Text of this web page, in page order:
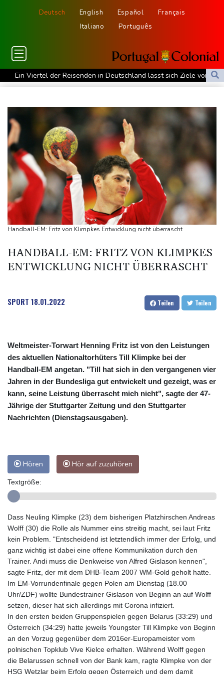
Deutsch English Español
Français
Italiano
Português
Ein Viertel der Reisenden in Deutschland lässt sich Ziele von der
KI vorschlagen
Verurteilte Linksextremistin: Bundesgerichtshof bestätigt
Beugehaft für Lina E.
Verweigerter Dopingtest: NADA will Vierjahressperre für Ansah
Medien: Türkischer Präsident Erdogan zu Dreiergipfel in Saudi-
Arabien eingetroffen
Deutsche Industrieproduktion zeigt sich widerstandsfähig -
Rekordstand bei Exporten
Weniger Falschgeld im ersten Halbjahr im Umlauf
Anhaltende Trockenheit: Rheinpegel bei Düsseldorf auf
Urteil: Nähe zu Muslimbruderschaft kann Verbeamtung
entgegenstehen
Leipzig getagt
Handball-EM: Fritz von Klimpkes Entwicklung nicht überrascht
HANDBALL-EM: FRITZ VON KLIMPKES
ENTWICKLUNG NICHT ÜBERRASCHT
SPORT 18.01.2022 Teilen Teilen
Weltmeister-Torwart Henning Fritz ist von den Leistungen
des aktuellen Nationaltorhüters Till Klimpke bei der
Handball-EM angetan. "Till hat sich in den vergangenen vier
Jahren in der Bundesliga gut entwickelt und gezeigt, was er
kann, seine Leistung überrascht mich nicht", sagte der 47-
Jährige der Stuttgarter Zeitung und den Stuttgarter
Nachrichten (Dienstagsausgaben).
Hören Hör auf zuzuhören
Textgröße:
Dass Neuling Klimpke (23) dem bisherigen Platzhirschen Andreas
Wolff (30) die Rolle als Nummer eins streitig macht, sei laut Fritz
kein Problem. "Entscheidend ist letztendlich immer der Erfolg, und
ganz wichtig ist dabei eine offene Kommunikation durch den
Trainer. Andi muss die Denkweise von Alfred Gislason kennen",
sagte Fritz, der mit dem DHB-Team 2007 WM-Gold geholt hatte.
Im EM-Vorrundenfinale gegen Polen am Dienstag (18.00
Uhr/ZDF) wollte Bundestrainer Gislason von Beginn an auf Wolff
setzen, dieser hat sich allerdings mit Corona infiziert.
In den ersten beiden Gruppenspielen gegen Belarus (33:29) und
Österreich (34:29) hatte jeweils Youngster Till Klimpke von Beginn
an den Vorzug gegenüber dem 2016er-Europameister vom
polnischen Topklub Vive Kielce erhalten. Während Wolff gegen
die Belarussen schnell von der Bank kam, ragte Klimpke von der
HSG Wetzlar beim Erfolg gegen Österreich und dem damit